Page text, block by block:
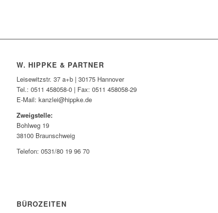
W. HIPPKE & PARTNER
Leisewitzstr. 37 a+b | 30175 Hannover
Tel.: 0511 458058-0 | Fax: 0511 458058-29
E-Mail: kanzlei@hippke.de
Zweigstelle:
Bohlweg 19
38100 Braunschweig
Telefon: 0531/80 19 96 70
BÜROZEITEN